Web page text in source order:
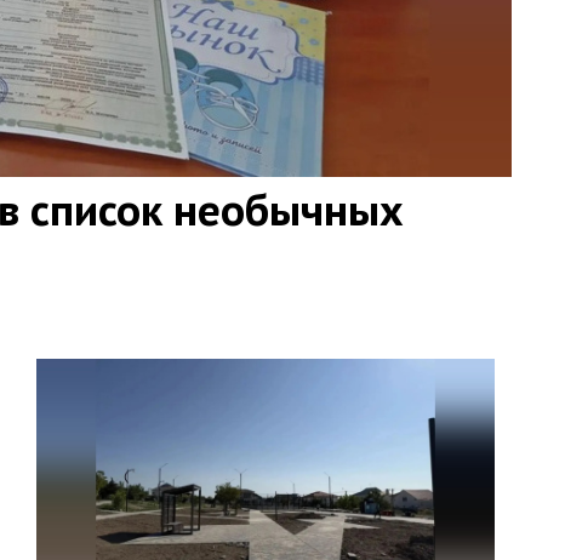
список необычных